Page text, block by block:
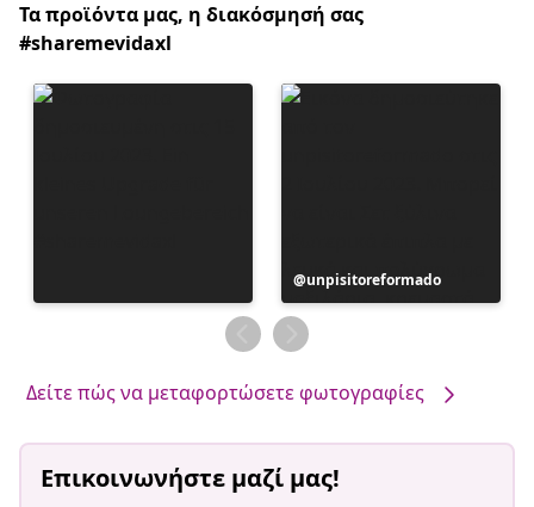
Τα προϊόντα μας, η διακόσμησή σας
#sharemevidaxl
Η
ανάρτηση
δημοσιεύθηκε
από
unpisitoreformado
Δείτε πώς να μεταφορτώσετε φωτογραφίες
Επικοινωνήστε μαζί μας!